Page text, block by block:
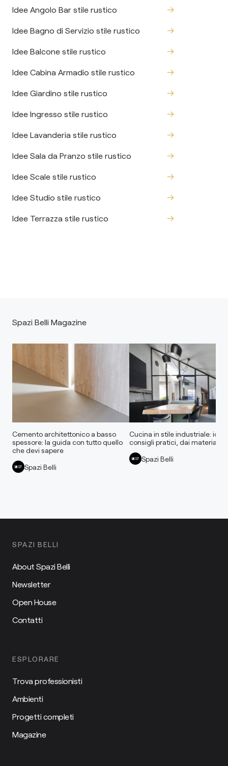
Idee Angolo Bar stile rustico
Idee Bagno di Servizio stile rustico
Idee Balcone stile rustico
Idee Cabina Armadio stile rustico
Idee Giardino stile rustico
Idee Ingresso stile rustico
Idee Lavanderia stile rustico
Idee Sala da Pranzo stile rustico
Idee Scale stile rustico
Idee Studio stile rustico
Idee Terrazza stile rustico
Spazi Belli Magazine
Cemento architettonico a basso
spessore: la guida con tutto quello
che devi sapere
Spazi Belli
Cucina in stile industriale: idee
consigli pratici, dai materiali
Spazi Belli
SPAZI BELLI
About Spazi Belli
Newsletter
Open House
Contatti
ESPLORARE
Trova professionisti
Ambienti
Progetti completi
Magazine